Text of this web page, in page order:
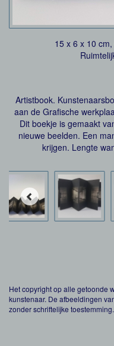
15 x 6 x 10
Artistbook.
aan de Grafische
Dit boekje is gemaakt
nieuwe beelden. Een
krijgen. Lengte
Het copyright op alle getoonde
kunstenaar. De afbeeldingen
zonder schriftelijke toestemming.